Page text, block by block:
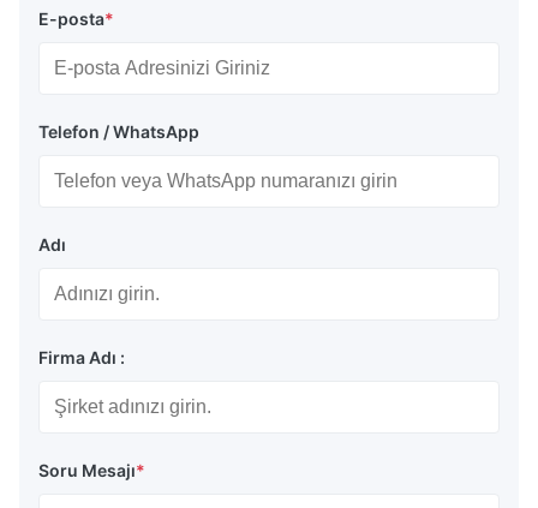
E-posta*
Telefon / WhatsApp
Adı
Firma Adı :
Soru Mesajı*